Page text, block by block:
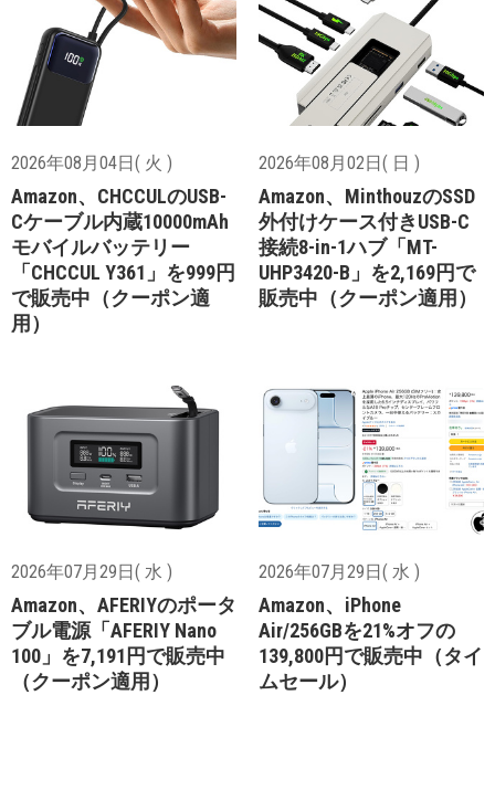
2026年08月04日( 火 )
Amazon、CHCCULのUSB-
Cケーブル内蔵10000mAh
モバイルバッテリー
「CHCCUL Y361」を999円
で販売中（クーポン適
用）
2026年08月02日( 日 )
Amazon、MinthouzのSSD
外付けケース付きUSB-C
接続8-in-1ハブ「MT-
UHP3420-B」を2,169円で
販売中（クーポン適用）
2026年07月29日( 水 )
Amazon、AFERIYのポータ
ブル電源「AFERIY Nano
100」を7,191円で販売中
（クーポン適用）
2026年07月29日( 水 )
Amazon、iPhone
Air/256GBを21%オフの
139,800円で販売中（タイ
ムセール）